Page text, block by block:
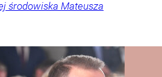
środowiska Mateusza